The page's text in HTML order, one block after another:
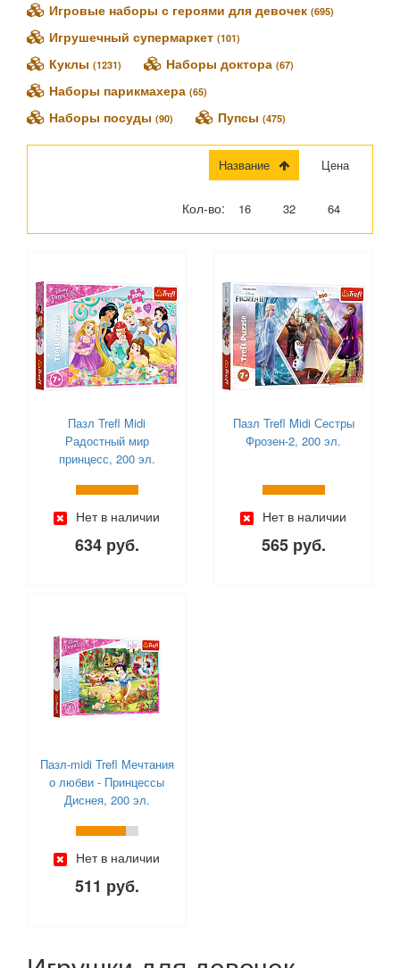
Ekinia ( 0)
Falca (0)
Famosa (0
Fancy ( 0)
Fashion Angels (
Hunter Products (0)
Junfa Toys (0)
Keenway (0)
Klein (0)
Knopa (0)
Lori (0)
Mapacha (0
Mary Poppins (0)
Melobo (0)
MGA (0)
Moose Mountain (
S+S Toys (0)
Scruff-a-Luvs (0)
Shantou (0)
Shimmer Stars (0)
Smoby ( 0)
SunnyWoods (0)
Super Cute Little Babies (
Tongde (0)
Trefl (
Viga ( 0
Игровые наборы с героями для девочек (695)
Игрушечный супермаркет (101)
Куклы (1231) Наборы доктора (67)
Наборы парикмахера (65)
Наборы посуды (90) Пупсы (475)
Название Цена
Кол-во: 16 32 64
Пазл Trefl Midi
Радостный мир
принцесс, 200 эл.
Нет в наличии
634 руб.
Пазл Trefl Midi Сестры
Фрозен-2, 200 эл.
Нет в наличии
565 руб.
Пазл-midi Trefl Мечтания
о любви - Принцессы
Диснея, 200 эл.
Нет в наличии
511 руб.